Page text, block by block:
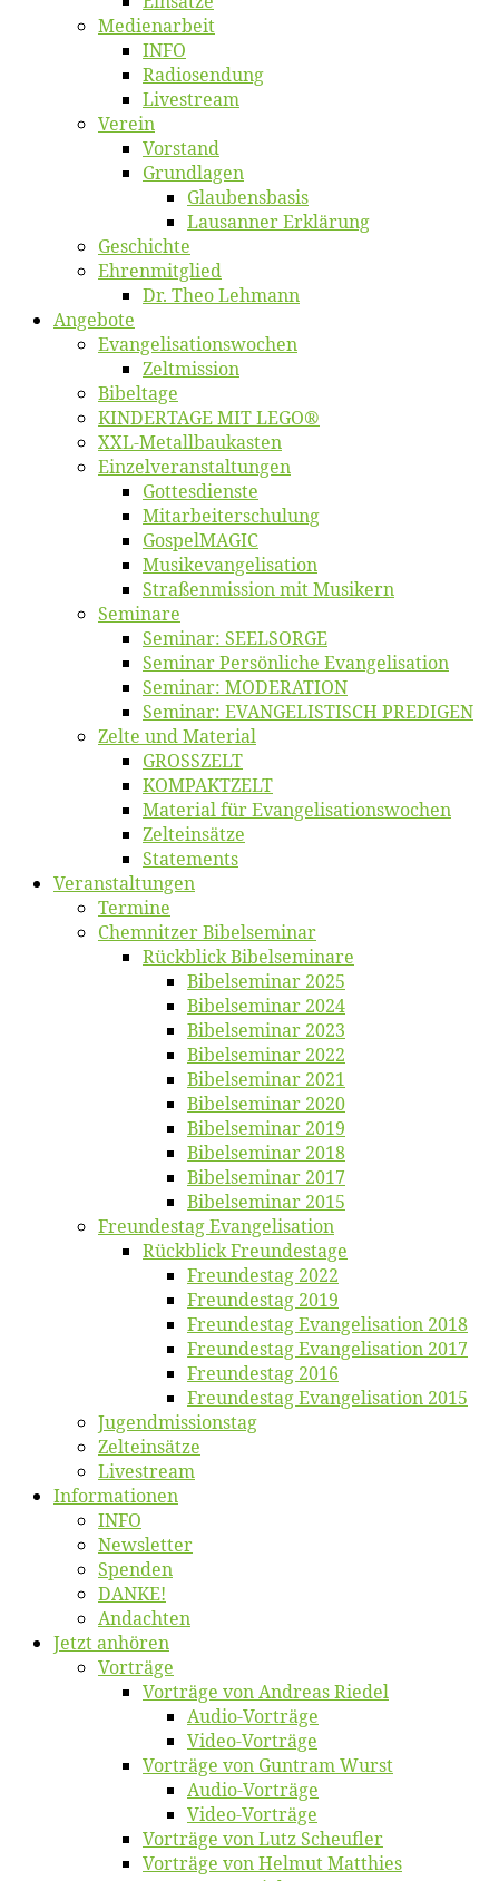
Me­di­en­ar­beit
INFO
Ra­dio­sen­dung
Live­stream
Ver­ein
Vor­stand
Grund­la­gen
Glaubens­ba­sis
Lausan­ner Erklärung
Ge­schich­te
Eh­ren­mit­glied
Dr. Theo Lehmann
An­ge­bo­te
Evangelisa­tions­wo­chen
Zelt­mis­si­on
Bi­bel­ta­ge
KINDERTAGE MIT LEGO®
XXL-Me­­tal­l­­bau­­kas­­ten
Einzelver­an­stal­tungen
Got­tes­diens­te
Mitarbeiter­schulung
Gos­pel­MA­GIC
Musikevan­ge­li­sa­tion
Straßenmis­sion mit Musikern
Se­mi­na­re
Se­mi­nar: SEELSORGE
Se­mi­nar Per­sön­li­che Evangelisation
Se­mi­nar: MODERATION
Se­mi­nar: EVANGELISTISCH PREDIGEN
Zel­te und Material
GROSSZELT
KOMPAKTZELT
Ma­te­ri­al für Evangelisationswochen
Zelt­ein­sät­ze
State­ments
Ver­an­stal­tun­gen
Ter­mi­ne
Chemnit­zer Bibelseminar
Rück­blick Bibelseminare
Bi­bel­se­mi­nar 2025
Bi­bel­se­mi­nar 2024
Bi­bel­se­mi­nar 2023
Bi­bel­se­mi­nar 2022
Bi­bel­se­mi­nar 2021
Bi­bel­se­mi­nar 2020
Bi­bel­se­mi­nar 2019
Bi­bel­se­mi­nar 2018
Bibelsemi­nar 2017
Bibelsemi­nar 2015
Freun­des­tag Evangelisation
Rück­blick Freundestage
Freun­des­tag 2022
Freun­des­tag 2019
Freun­des­tag Evan­ge­li­sa­ti­on 2018
Freun­des­tag Evan­ge­li­sa­ti­on 2017
Freun­des­tag 2016
Freun­des­tag Evan­ge­li­sa­ti­on 2015
Jugend­mis­sions­tag
Zelt­ein­sät­ze
Live­stream
Informatio­nen
INFO
News­let­ter
Spen­den
DANKE!
An­dach­ten
Jetzt an­hö­ren
Vor­trä­ge
Vor­trä­ge von An­dre­as Riedel
Au­dio-Vor­trä­ge
Vi­deo-Vor­trä­ge
Vor­trä­ge von Gun­tram Wurst
Au­dio-Vor­trä­ge
Vi­deo-Vor­trä­ge
Vor­trä­ge von Lutz Scheufler
Vor­trä­ge von Hel­mut Matthies